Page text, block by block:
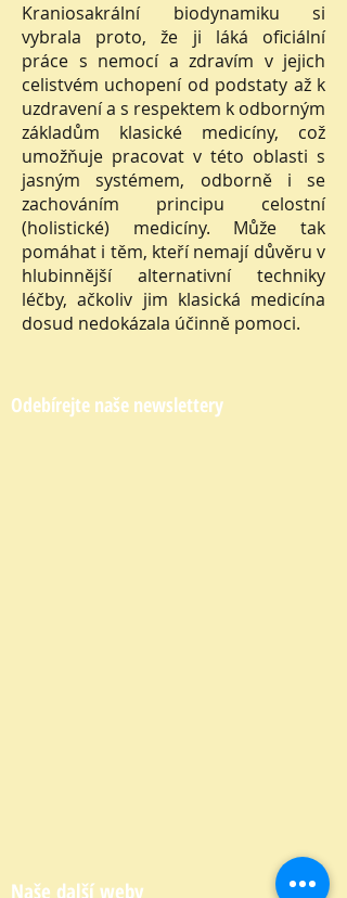
Kraniosakrální biodynamiku si
vybrala proto, že ji láká oficiální
práce s nemocí a zdravím v jejich
celistvém uchopení od podstaty až k
uzdravení a s respektem k odborným
základům klasické medicíny, což
umožňuje pracovat v této oblasti s
jasným systémem, odborně i se
zachováním principu celostní
(holistické) medicíny. Může tak
pomáhat i těm, kteří nemají důvěru v
hlubinnější alternativní techniky
léčby, ačkoliv jim klasická medicína
dosud nedokázala účinně pomoci.
Odebírejte naše newslettery
Naše další weby